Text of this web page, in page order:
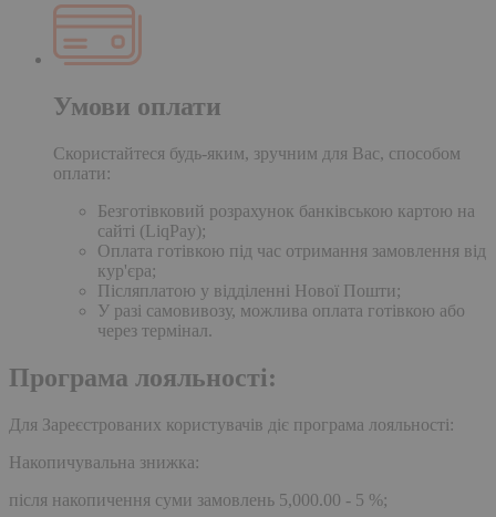
Умови оплати
Скористайтеся будь-яким, зручним для Вас, способом
оплати:
Безготівковий розрахунок банківською картою на
сайті (LiqPay);
Оплата готівкою під час отримання замовлення від
кур'єра;
Післяплатою у відділенні Нової Пошти;
У разі самовивозу, можлива оплата готівкою або
через термінал.
Програма лояльності:
Для Зареєстрованих користувачів діє програма лояльності:
Накопичувальна знижка:
після накопичення суми замовлень 5,000.00 - 5 %;